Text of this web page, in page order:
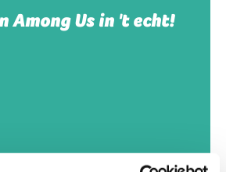
Among Us in 't echt!